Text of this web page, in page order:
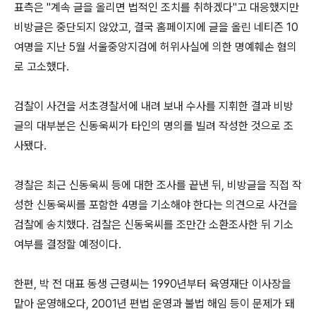
표측은 "계속 글을 올리면 법적인 조치를 취하겠다"고 대응했지만
비방글은 중단되지 않았고, 결국 홈페이지에 글을 올린 네티즌 10
여명을 지난 5월 서울중앙지검에 허위사실에 의한 명예훼손 혐의
로 고소했다.
검찰이 사건을 서초경찰서에 내려 보내 수사를 지휘한 결과 비방
글의 대부분은 신동욱씨가 타인의 명의를 빌려 작성한 것으로 조
사됐다.
경찰은 최근 신동욱씨 등에 대한 조사를 끝낸 뒤, 비방글을 직접 작
성한 신동욱씨를 포함한 4명을 기소해야 한다는 의견으로 사건을
검찰에 송치했다. 검찰은 신동욱씨를 조만간 소환조사한 뒤 기소
여부를 결정할 예정이다.
한편, 박 전 대표 동생 근령씨는 1990년부터 육영재단 이사장을
맡아 운영해오다, 2001년 편법 운영과 불법 해임 등이 문제가 돼